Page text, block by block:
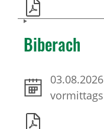
Biberach
03.08.2026
vormittags